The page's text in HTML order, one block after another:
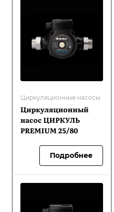
Циркуляционные насосы
Циркуляционный
насос ЦИРКУЛЬ
PREMIUM 25/80
Подробнее